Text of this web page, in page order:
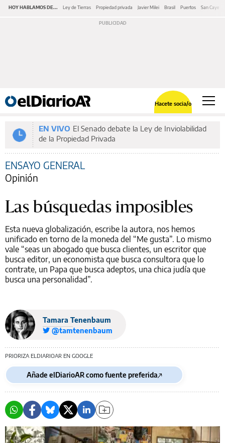
HOY HABLAMOS DE... Ley de Tierras Propiedad privada Javier Milei Brasil Puertos San
Hacete socia/o
EN VIVO El Senado debate la Ley de Inviolabilidad
de la Propiedad Privada
ENSAYO GENERAL
Opinión
Las búsquedas imposibles
Esta nueva globalización, escribe la autora, nos hemos
unificado en torno de la moneda del “Me gusta”. Lo mismo
vale “seas un abogado que busca clientes, un escritor que
busca editor, un economista que busca consultora que lo
contrate, un Papa que busca adeptos, una chica judía que
busca una personalidad”.
Tamara Tenenbaum
@tamtenenbaum
PRIORIZA ELDIARIOAR EN GOOGLE
Añade elDiarioAR como fuente preferida